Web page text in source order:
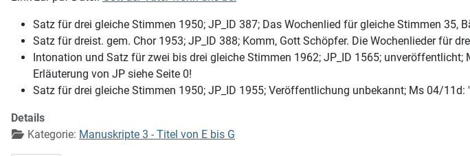
Satz für drei gleiche Stimmen 1950; JP_ID 387; Das Wochenlied für gleiche Stimmen 35,
Satz für dreist. gem. Chor 1953; JP_ID 388; Komm, Gott Schöpfer. Die Wochenlieder für
Intonation und Satz für zwei bis drei gleiche Stimmen 1962; JP_ID 1565;
Erläuterung von JP siehe Seite 0!
Satz für drei gleiche Stimmen 1950; JP_ID 1955; Veröffentlichung unbekannt; Ms 04/
Details
Kategorie: Manuskripte 3 - Titel von E bis G